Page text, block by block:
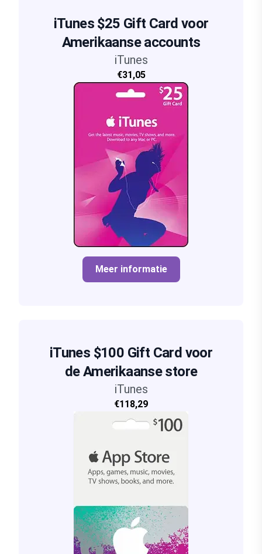
iTunes $25 Gift Card voor
Amerikaanse accounts
iTunes
€31,05
Meer informatie
iTunes $100 Gift Card voor
de Amerikaanse store
iTunes
€118,29